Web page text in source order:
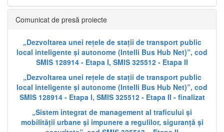
Comunicat de presă proiecte
„Dezvoltarea unei rețele de stații de transport public
local inteligente și autonome (Intelli Bus Hub Net)”, cod
SMIS 128914 - Etapa I, SMIS 325512 - Etapa II
„Dezvoltarea unei rețele de stații de transport public
local inteligente și autonome (Intelli Bus Hub Net)”, cod
SMIS 128914 - Etapa I, SMIS 325512 - Etapa II - finalizat
„Sistem integrat de management al traficului și
mobilității urbane și impunere a regulilor, siguranță și